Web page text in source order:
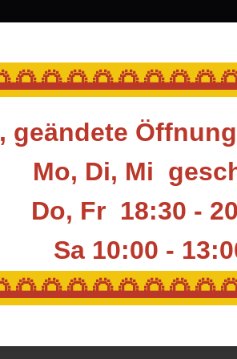
geändete
Mo, Di, Mi
Do, Fr 18:30 -
Sa 10:00 -